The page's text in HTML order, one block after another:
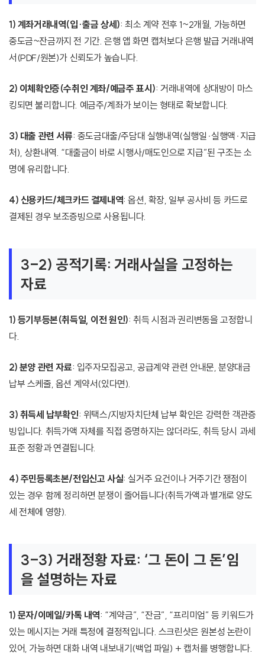
1) 계좌거래내역(입·출금 상세): 최소 계약 전후 1~2개월, 가능하면
중도금~잔금까지 전 기간. 은행 앱 화면 캡처보다 은행 발급 거래내역
서(PDF/원본)가 신뢰도가 높습니다.
2) 이체확인증(수취인 계좌/예금주 표시): 거래내역에 상대방이 마스
킹되면 불리합니다. 예금주/계좌가 보이는 형태로 확보합니다.
3) 대출 관련 서류: 중도금대출/주담대 실행내역(실행일·실행액·지급
처), 상환내역. “대출금이 바로 시행사/매도인으로 지급”된 구조는 소
명에 유리합니다.
4) 신용카드/체크카드 결제내역: 옵션, 확장, 일부 공사비 등 카드로
결제된 경우 보조증빙으로 사용됩니다.
3-2) 공적기록: 거래사실을 고정하는
자료
1) 등기부등본(취득일, 이전 원인): 취득 시점과 권리변동을 고정합니
다.
2) 분양 관련 자료: 입주자모집공고, 공급계약 관련 안내문, 분양대금
납부 스케줄, 옵션 계약서(있다면).
3) 취득세 납부확인: 위택스/지방자치단체 납부 확인은 강력한 객관증
빙입니다. 취득가액 자체를 직접 증명하지는 않더라도, 취득 당시 과세
표준 정황과 연결됩니다.
4) 주민등록초본/전입신고 사실: 실거주 요건이나 거주기간 쟁점이
있는 경우 함께 정리하면 분쟁이 줄어듭니다(취득가액과 별개로 양도
세 전체에 영향).
3-3) 거래정황 자료: ‘그 돈이 그 돈’임
을 설명하는 자료
1) 문자/이메일/카톡 내역: “계약금”, “잔금”, “프리미엄” 등 키워드가
있는 메시지는 거래 특정에 결정적입니다. 스크린샷은 원본성 논란이
있어, 가능하면 대화 내역 내보내기(백업 파일) + 캡처를 병행합니다.